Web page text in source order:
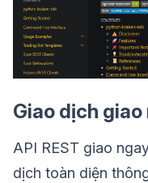
Giao dịch giao
API REST giao
dịch toàn diện